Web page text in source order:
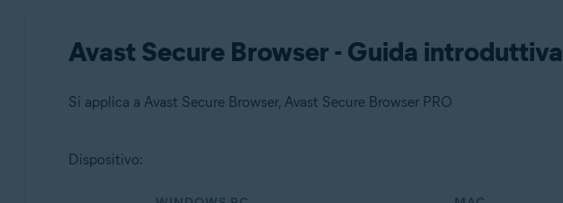
Avast Secure Browser - Guida introduttiva
Si applica a Avast Secure Browser, Avast Secure Browser PRO
Dispositivo: